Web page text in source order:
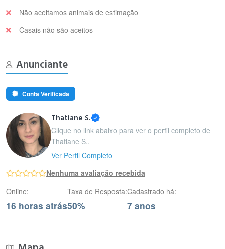
Não aceitamos animais de estimação
Casais não são aceitos
Anunciante
Conta Verificada
Thatiane S.
Clique no link abaixo para ver o perfil completo de
Thatiane S..
Ver Perfil Completo
Nenhuma avaliação recebida
Online:
16 horas atrás
Taxa de Resposta:
50%
Cadastrado há:
7 anos